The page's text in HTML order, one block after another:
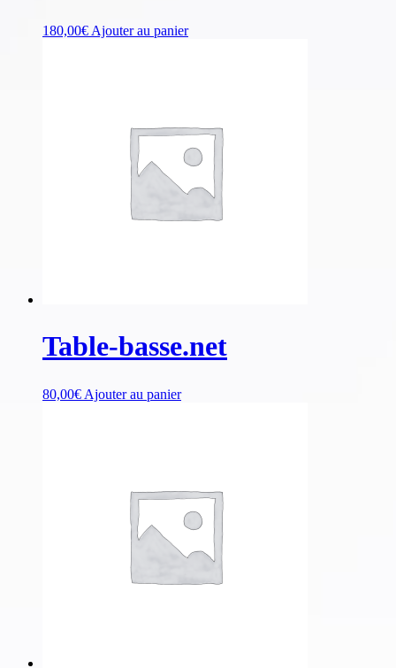
180,00€ Ajouter au panier
Table-basse.net
80,00€ Ajouter au panier